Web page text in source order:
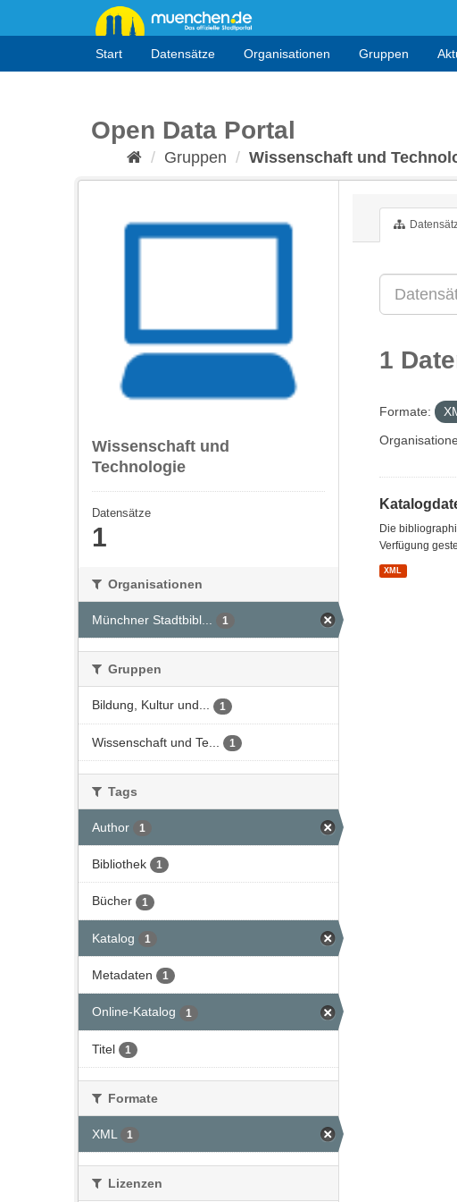
Start Datensätze Organisationen Gruppen
Open Data Portal
Gruppen Wissenschaft und
Wissenschaft und
Technologie
Datensätze
1
Organisationen
Münchner Stadtbibl... 1
Gruppen
Bildung, Kultur und... 1
Wissenschaft und Te... 1
Tags
Author 1
Bibliothek 1
Bücher 1
Katalog 1
Metadaten 1
Online-Katalog 1
Titel 1
Formate
XML 1
Lizenzen
1
Formate:
Die
Verfügung
XML